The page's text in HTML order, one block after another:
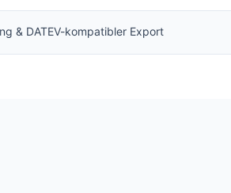
& DATEV-kompatibler Export